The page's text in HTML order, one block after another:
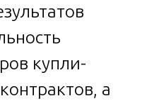
купли-
а